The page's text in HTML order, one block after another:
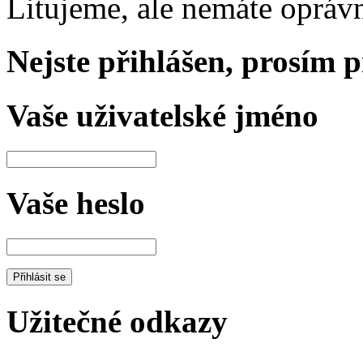
Litujeme, ale nemáte
Nejste přihlášen, prosím
Vaše uživatelské jméno
Vaše heslo
Užitečné odkazy